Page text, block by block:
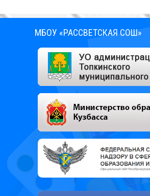
МБОУ «РАССВЕТСКАЯ СОШ»